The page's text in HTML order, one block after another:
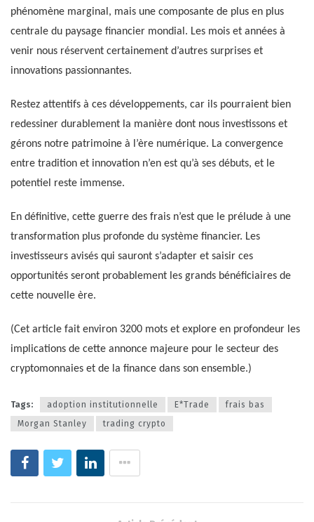
phénomène marginal, mais une composante de plus en plus
centrale du paysage financier mondial. Les mois et années à
venir nous réservent certainement d’autres surprises et
innovations passionnantes.
Restez attentifs à ces développements, car ils pourraient bien
redessiner durablement la manière dont nous investissons et
gérons notre patrimoine à l’ère numérique. La convergence
entre tradition et innovation n’en est qu’à ses débuts, et le
potentiel reste immense.
En définitive, cette guerre des frais n’est que le prélude à une
transformation plus profonde du système financier. Les
investisseurs avisés qui sauront s’adapter et saisir ces
opportunités seront probablement les grands bénéficiaires de
cette nouvelle ère.
(Cet article fait environ 3200 mots et explore en profondeur les
implications de cette annonce majeure pour le secteur des
cryptomonnaies et de la finance dans son ensemble.)
Tags: adoption institutionnelle E*Trade
frais bas
Morgan Stanley
trading crypto